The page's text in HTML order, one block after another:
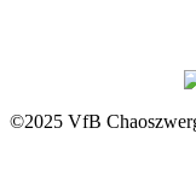
©2025 VfB